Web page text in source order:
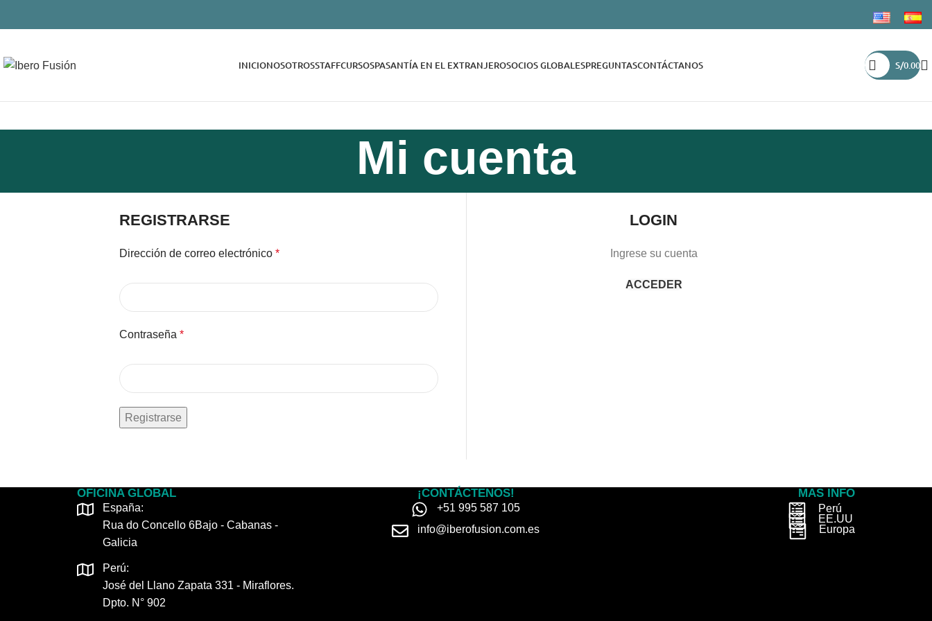
INICIONOSOTROSSTAFFCURSOSPASANTÍA EN EL EXTRANJEROSOCIOS GLOBALESPREGUNTASCONTÁCTANOS S/0.00
Mi cuenta
REGISTRARSE
Dirección de correo electrónico *
Contraseña *
Registrarse
LOGIN
Ingrese su cuenta
ACCEDER
OFICINA GLOBAL
España:
Rua do Concello 6Bajo - Cabanas -
Galicia
Perú:
José del Llano Zapata 331 - Miraflores.
Dpto. N° 902
¡CONTÁCTENOS!
+51 995 587 105
info@iberofusion.com.es
MAS INFO
Perú
EE.UU
Europa